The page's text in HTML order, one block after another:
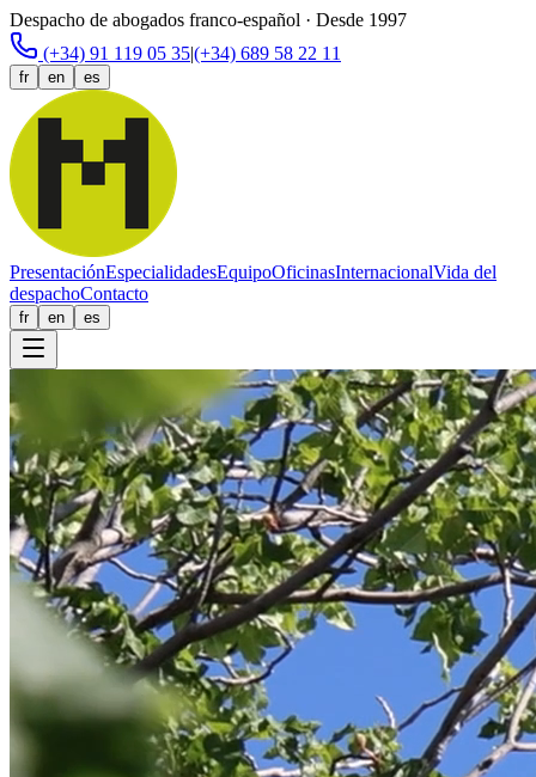
Despacho de abogados franco-español · Desde 1997
(+34) 91 119 05 35|(+34) 689 58 22 11
fr en es
PresentaciónEspecialidadesEquipoOficinasInternacionalVida del
despachoContacto
fr en es